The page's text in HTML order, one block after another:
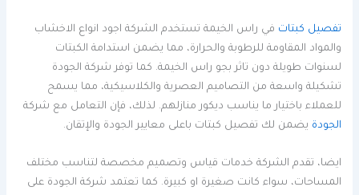
تفصيل كبتات في راس الخيمة تستخدم الشركة اجود انواع الاخشاب
والمواد المقاومة للرطوبة والحرارة، مما يضمن استدامة الكبتات
لسنوات طويلة دون تاثر بجو راس الخيمة. كما توفر شركة الجودة
تشكيلة واسعة من التصاميم العصرية والكلاسيكية، مما يسمح
للعملاء باختيار ما يناسب ديكور منازلهم. لذلك، فإن التعامل مع شركة
الجودة يضمن لك تفصيل كبتات باعلى معايير الجودة والإتقان.
ايضا، تقدم الشركة خدمات قياس وتصميم مخصصة لتناسب مختلف
المساحات، سواء كانت صغيرة او كبيرة. كما تعتمد شركة الجودة على